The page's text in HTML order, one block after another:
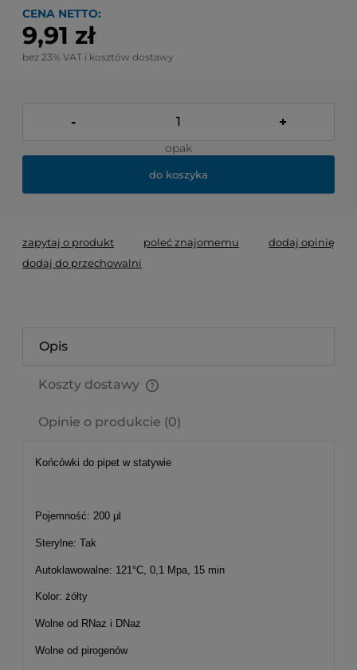
CENA NETTO:
9,91 zł
bez 23% VAT i kosztów dostawy
- +
opak
do koszyka
zapytaj o produkt poleć znajomemu
dodaj opinię
dodaj do przechowalni
Opis
Koszty dostawy
Opinie o produkcie (0)
Końcówki do pipet w statywie
Pojemność: 200 μl
Sterylne: Tak
Autoklawowalne: 121°C, 0,1 Mpa, 15 min
Kolor: żółty
Wolne od RNaz i DNaz
Wolne od pirogenów